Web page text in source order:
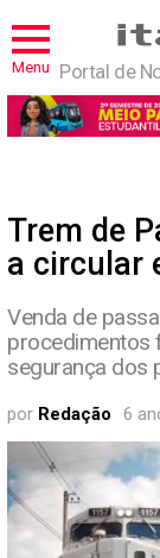
Menu Portal de
Trem de
a circular
Venda de
procedimentos
segurança dos
por Redação 6